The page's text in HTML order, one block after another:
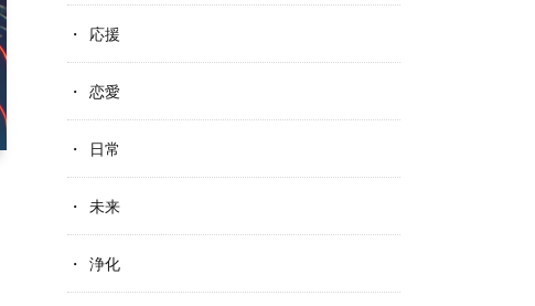
応援
恋愛
日常
未来
浄化